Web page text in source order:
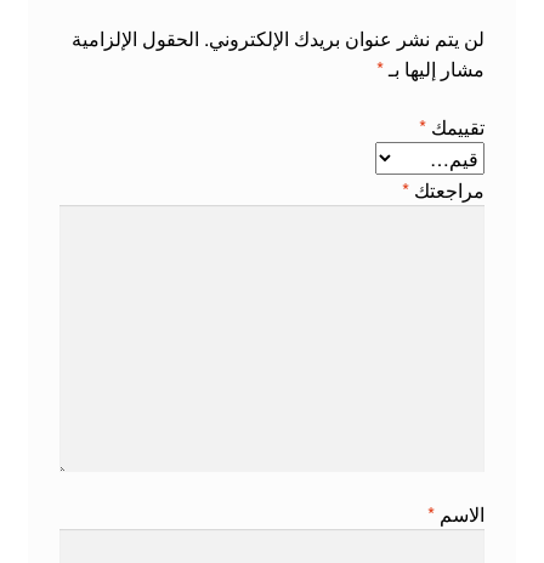
لن يتم نشر عنوان بريدك الإلكتروني. الحقول الإلزامية
مشار إليها بـ*
تقييمك *
مراجعتك *
الاسم *